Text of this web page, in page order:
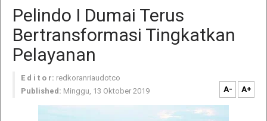
Pelindo I Dumai Terus
Bertransformasi Tingkatkan
Pelayanan
E d i t o r: redkoranriaudotco
Published: Minggu, 13 Oktober 2019 A- A+